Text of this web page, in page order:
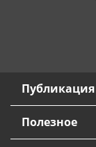
Полезное